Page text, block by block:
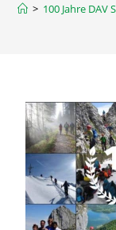
> 100 Jahre DAV